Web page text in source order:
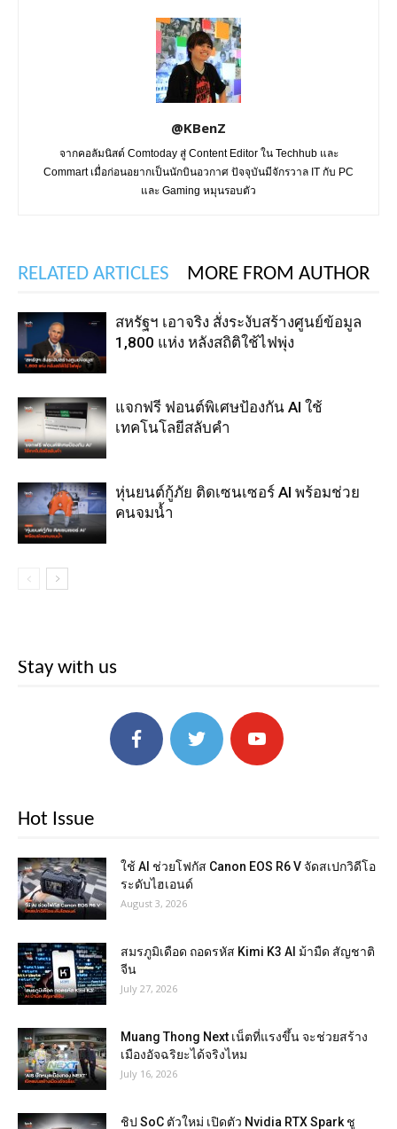
@KBenZ
จากคอลัมนิสต์ Comtoday สู่ Content Editor ใน Techhub และ
Commart เมื่อก่อนอยากเป็นนักบินอวกาศ ปัจจุบันมีจักรวาล IT กับ PC
และ Gaming หมุนรอบตัว
RELATED ARTICLES MORE FROM AUTHOR
สหรัฐฯ เอาจริง สั่งระงับสร้างศูนย์ข้อมูล
1,800 แห่ง หลังสถิติใช้ไฟพุ่ง
แจกฟรี ฟอนต์พิเศษป้องกัน AI ใช้
เทคโนโลยีสลับคำ
หุ่นยนต์กู้ภัย ติดเซนเซอร์ AI พร้อมช่วย
คนจมน้ำ
Stay with us
Hot Issue
ใช้ AI ช่วยโฟกัส Canon EOS R6 V จัดสเปกวิดีโอ
ระดับไฮเอนด์
August 3, 2026
สมรภูมิเดือด ถอดรหัส Kimi K3 AI ม้ามืด สัญชาติ
จีน
July 27, 2026
Muang Thong Next เน็ตที่แรงขึ้น จะช่วยสร้าง
เมืองอัจฉริยะได้จริงไหม
July 16, 2026
ชิป SoC ตัวใหม่ เปิดตัว Nvidia RTX Spark ชู